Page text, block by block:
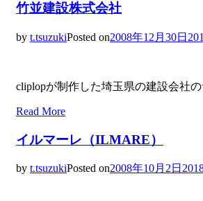
竹並建設株式会社
by t.tsuzukiPosted on2008年12月30日
cliplopが制作した埼玉県の建設会社
Read More
イルマーレ（ILMARE）
by t.tsuzukiPosted on2008年10月2日